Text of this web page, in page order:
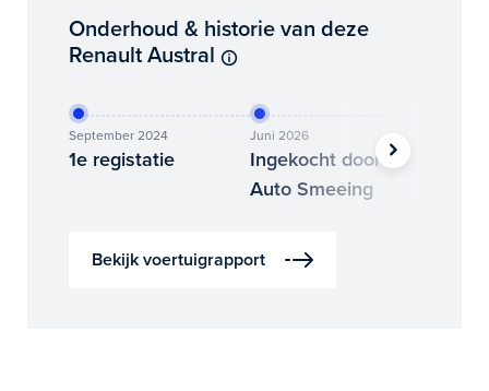
Onderhoud & historie van deze
Renault Austral
September 2024
1e registatie
Juni 2026
Ingekocht door
Auto Smeeing
Bekijk voertuigrapport